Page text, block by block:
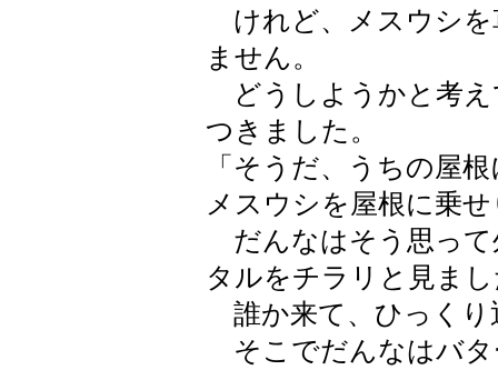
けれど、メスウシを
ません。
どうしようかと考え
つきました。
「そうだ、うちの屋
メスウシを屋根に乗
だんなはそう思って
タルをチラリと見ま
誰か来て、ひっくり
そこでだんなはバタ